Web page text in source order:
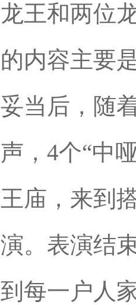
龙王和两位
的内容主要
妥当后，随
声，4个“中
王庙，来到
演。表演结
到每一户人